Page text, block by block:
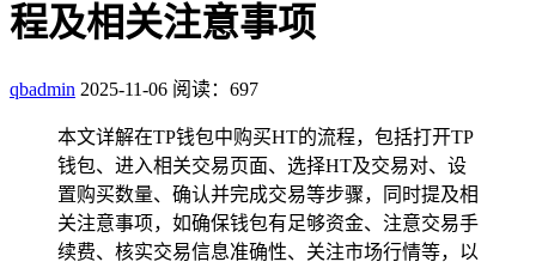
程及相关注意事项
qbadmin 2025-11-06 阅读：697
本文详解在TP钱包中购买HT的流程，包括打开TP
钱包、进入相关交易页面、选择HT及交易对、设
置购买数量、确认并完成交易等步骤，同时提及相
关注意事项，如确保钱包有足够资金、注意交易手
续费、核实交易信息准确性、关注市场行情等，以